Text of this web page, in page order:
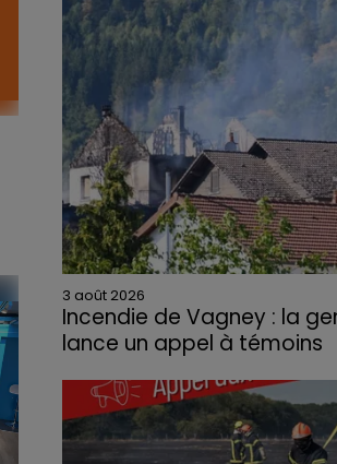
3 août 2026
Incendie de Vagney : la
lance un appel à témoins
au quartier résidentiel, avait
habitations et contraint à
centaine de personnes.